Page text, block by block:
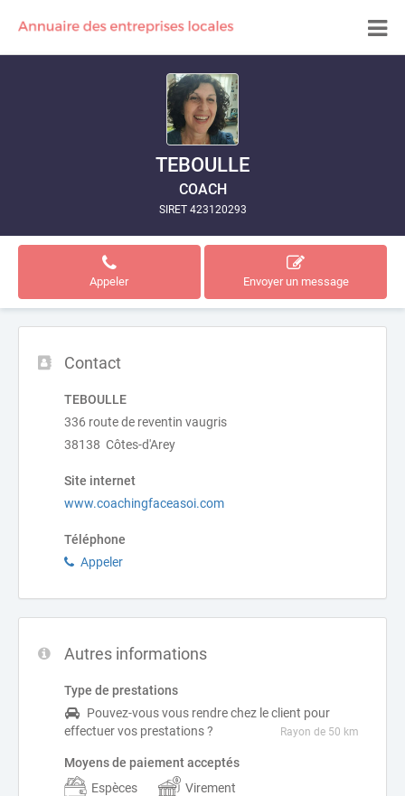
TEBOULLE
COACH
SIRET 423120293
Appeler Envoyer un message
Contact
TEBOULLE
336 route de reventin vaugris
38138 Côtes-d'Arey
Site internet
www.coachingfaceasoi.com
Téléphone
Appeler
Autres informations
Type de prestations
Pouvez-vous vous rendre chez le client pour
effectuer vos prestations ?
Rayon de 50 km
Moyens de paiement acceptés
Espèces
Virement